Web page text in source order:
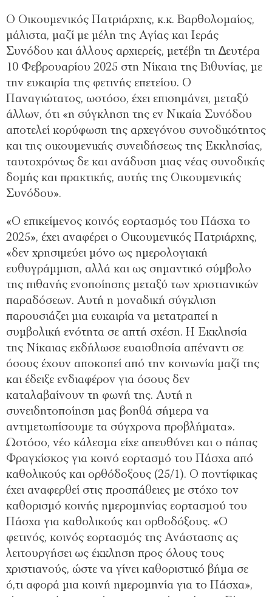
Ο Οικουµενικός Πατριάρχης, κ.κ. Βαρθολοµαίος,
µάλιστα, µαζί µε µέλη της Αγίας και Ιεράς
Συνόδου και άλλους αρχιερείς, µετέβη τη ∆ευτέρα
10 Φεβρουαρίου 2025 στη Νίκαια της Βιθυνίας, µε
την ευκαιρία της φετινής επετείου. Ο
Παναγιώτατος, ωστόσο, έχει επισηµάνει, µεταξύ
άλλων, ότι «η σύγκληση της εν Νικαία Συνόδου
αποτελεί κορύφωση της αρχεγόνου συνοδικότητος
και της οικουµενικής συνειδήσεως της Εκκλησίας,
ταυτοχρόνως δε και ανάδυση µιας νέας συνοδικής
δοµής και πρακτικής, αυτής της Οικουµενικής
Συνόδου».
«Ο επικείµενος κοινός εορτασµός του Πάσχα το
2025», έχει αναφέρει ο Οικουµενικός Πατριάρχης,
«δεν χρησιµεύει µόνο ως ηµερολογιακή
ευθυγράµµιση, αλλά και ως σηµαντικό σύµβολο
της πιθανής ενοποίησης µεταξύ των χριστιανικών
παραδόσεων. Αυτή η µοναδική σύγκλιση
παρουσιάζει µια ευκαιρία να µετατραπεί η
συµβολική ενότητα σε απτή σχέση. Η Εκκλησία
της Νίκαιας εκδήλωσε ευαισθησία απέναντι σε
όσους έχουν αποκοπεί από την κοινωνία µαζί της
και έδειξε ενδιαφέρον για όσους δεν
καταλαβαίνουν τη φωνή της. Αυτή η
συνειδητοποίηση µας βοηθά σήµερα να
αντιµετωπίσουµε τα σύγχρονα προβλήµατα».
Ωστόσο, νέο κάλεσµα είχε απευθύνει και ο πάπας
Φραγκίσκος για κοινό εορτασµό του Πάσχα από
καθολικούς και ορθόδοξους (25/1). Ο ποντίφικας
έχει αναφερθεί στις προσπάθειες µε στόχο τον
καθορισµό κοινής ηµεροµηνίας εορτασµού του
Πάσχα για καθολικούς και ορθοδόξους. «Ο
φετινός, κοινός εορτασµός της Ανάστασης ας
λειτουργήσει ως έκκληση προς όλους τους
χριστιανούς, ώστε να γίνει καθοριστικό βήµα σε
ό,τι αφορά µια κοινή ηµεροµηνία για το Πάσχα»,